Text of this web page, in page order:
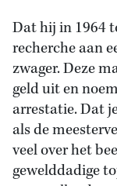
Dat hij in 1964
recherche aan
zwager. Deze
geld uit en
arrestatie. Dat
als de
veel over het
gewelddadige